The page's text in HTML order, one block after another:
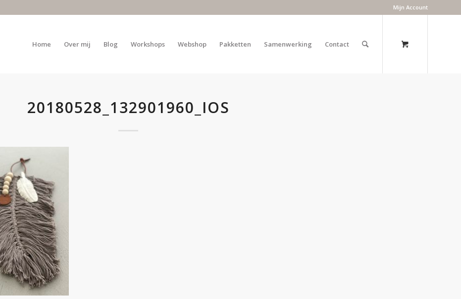
Mijn Account
Home Over mij Blog Workshops Webshop Pakketten Samenwerking Contact
20180528_132901960_IOS